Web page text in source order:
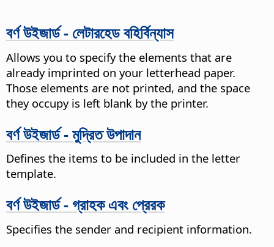
বর্ণ উইজার্ড - লেটারহেড বহির্বিন্যাস
Allows you to specify the elements that are
already imprinted on your letterhead paper.
Those elements are not printed, and the space
they occupy is left blank by the printer.
বর্ণ উইজার্ড - মুদ্রিত উপাদান
Defines the items to be included in the letter
template.
বর্ণ উইজার্ড - গ্রাহক এবং প্রেরক
Specifies the sender and recipient information.